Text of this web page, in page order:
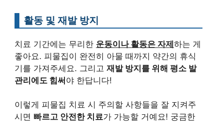
활동 및 재발 방지
치료 기간에는 무리한 운동이나 활동은 자제하는 게
좋아요. 피물집이 완전히 아물 때까지 약간의 휴식
기를 가져주세요. 그리고 재발 방지를 위해 평소 발
관리에도 힘써야 한답니다!
이렇게 피물집 치료 시 주의할 사항들을 잘 지켜주
시면 빠르고 안전한 치료가 가능할 거예요! 궁금한